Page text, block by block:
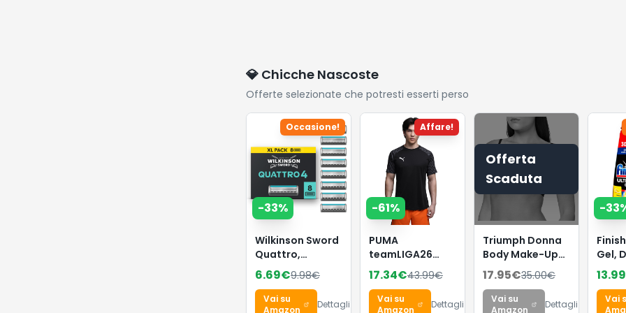
💎 Chicche Nascoste
Offerte selezionate che potresti esserti perso
Occasione!
-33%
Wilkinson Sword
Quattro,
ricariche rasoio
uomo,
confezione da 8
6.69€9.98€
Vai su
Amazon
Dettagli
Affare!
-61%
PUMA
teamLIGA26
Maglia
17.34€43.99€
Vai su
Amazon
Dettagli
Offerta
Scaduta
Triumph Donna
Body Make-Up
Essentials W,
Wired bra,
BLACK, 4B
17.95€35.00€
Vai su
Amazon
Dettagli
-33
Gel,
per
120
13.99
Vai